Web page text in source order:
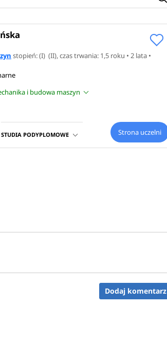
stopień: (I) (II), czas trwania: 1,5 roku • 2 lata •
i budowa maszyn
STUDIA PODYPLOMOWE Strona uczelni
Dodaj komentarz